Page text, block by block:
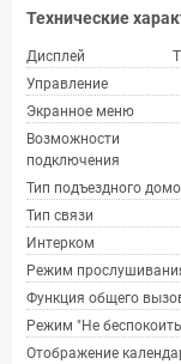
Технические
Дисплей
Управление
Экранное меню
Возможности
подключения
Тип подъездного
Тип связи
Интерком
Режим
Функция общего
Режим "Не
Отображение